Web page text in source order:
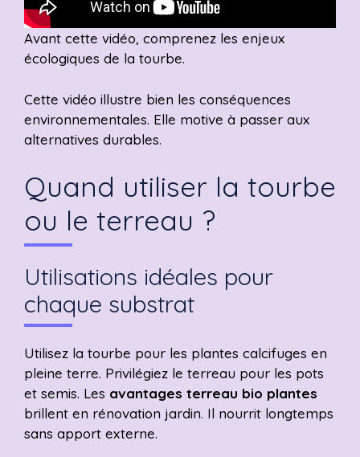
Avant cette vidéo, comprenez les enjeux
écologiques de la tourbe.
Cette vidéo illustre bien les conséquences
environnementales. Elle motive à passer aux
alternatives durables.
Quand utiliser la tourbe
ou le terreau ?
Utilisations idéales pour
chaque substrat
Utilisez la tourbe pour les plantes calcifuges en
pleine terre. Privilégiez le terreau pour les pots
et semis. Les avantages terreau bio plantes
brillent en rénovation jardin. Il nourrit longtemps
sans apport externe.